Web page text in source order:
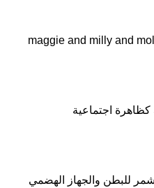
كظاهرة اجتماعية
للبطن والجهاز الهضمي